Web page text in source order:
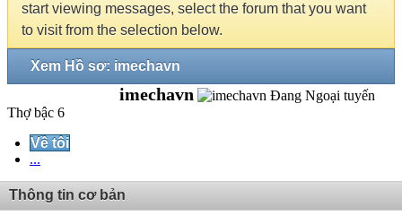
start viewing messages, select the forum that you want
to visit from the selection below.
Xem Hồ sơ: imechavn
imechavn
Thợ bậc 6
Về tôi
...
Thông tin cơ bản